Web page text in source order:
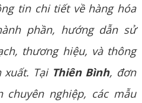
tin chi tiết về hàng hóa
phần, hướng dẫn sử
, thương hiệu, và thông
xuất. Tại Thiên Bình, đơn
chuyên nghiệp, các mẫu